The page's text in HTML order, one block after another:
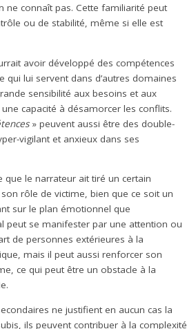
ne connaît pas. Cette familiarité peut
ou de stabilité, même si elle est
avoir développé des compétences
qui lui servent dans d’autres domaines
sensibilité aux besoins et aux
capacité à désamorcer les conflits.
» peuvent aussi être des double-
vigilant et anxieux dans ses
que le narrateur ait tiré un certain
son rôle de victime, bien que ce soit un
sur le plan émotionnel que
peut se manifester par une attention ou
de personnes extérieures à la
mais il peut aussi renforcer son
ce qui peut être un obstacle à la
ne justifient en aucun cas la
ils peuvent contribuer à la complexité